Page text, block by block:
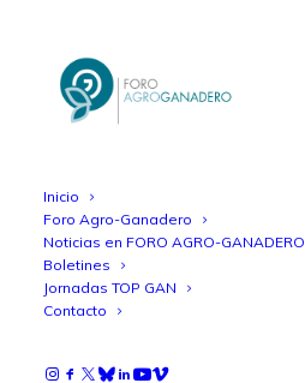
Inicio
Foro Agro-Ganadero
Noticias en FORO AGRO-GANADERO
Boletines
Jornadas TOP GAN
Contacto